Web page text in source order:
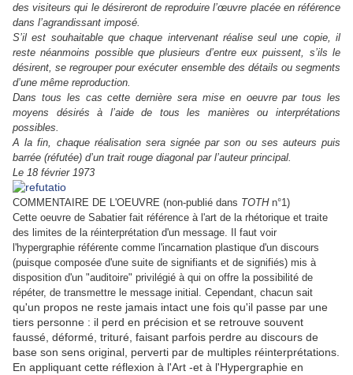
des visiteurs qui le désireront de reproduire l’œuvre placée en référence
dans l’agrandissant imposé.
S’il est souhaitable que chaque intervenant réalise seul une copie, il
reste néanmoins possible que plusieurs d’entre eux puissent, s’ils le
désirent, se regrouper pour exécuter ensemble des détails ou segments
d’une même reproduction.
Dans tous les cas cette dernière sera mise en oeuvre par tous les
moyens désirés à l’aide de tous les manières ou interprétations
possibles.
A la fin, chaque réalisation sera signée par son ou ses auteurs puis
barrée (réfutée) d’un trait rouge diagonal par l’auteur principal.
Le 18 février 1973
COMMENTAIRE DE L'OEUVRE (non-publié dans TOTH n°1)
Cette oeuvre de Sabatier fait référence à l'art de la rhétorique et traite
des limites de la réinterprétation d'un message. Il faut voir
l'hypergraphie référente comme l'incarnation plastique d'un discours
(puisque composée d'une suite de signifiants et de signifiés) mis à
disposition d'un "auditoire" privilégié à qui on offre la possibilité de
répéter, de transmettre le message initial. Cependant, chacun sait
qu'un propos ne reste jamais intact une fois qu'il passe par une
tiers personne : il perd en précision et se retrouve souvent
faussé, déformé, trituré, faisant parfois perdre au discours de
base son sens original, perverti par de multiples réinterprétations.
En appliquant cette réflexion à l'Art -et à l'Hypergraphie en